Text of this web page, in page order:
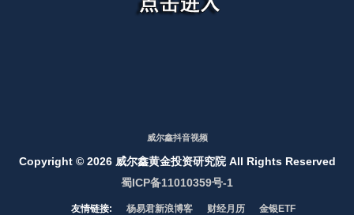
威尔鑫抖音视频
Copyright © 2026 威尔鑫黄金投资研究院 All Rights Reserved
蜀ICP备11010359号-1
友情链接: 杨易君新浪博客 财经月历 金银ETF